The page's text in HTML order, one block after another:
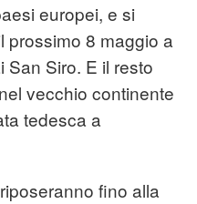
europei, e si
prossimo 8 maggio a
San Siro. E il resto
vecchio continente
tedesca a
fino alla